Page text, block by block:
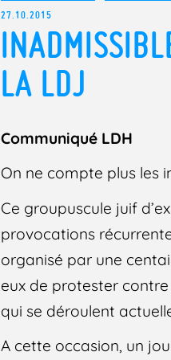
27.10.2015
LA LDJ
Communiqué LDH
On ne compte plus les
Ce groupuscule juif
provocations
organisé par une
eux de protester
qui se déroulent
A cette occasion, un